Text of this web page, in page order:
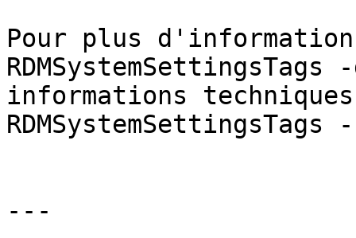
Pour plus
informations
---